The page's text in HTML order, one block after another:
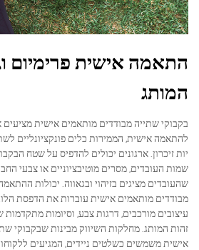
התאמה אישית פרימיום
המותג
בקבוקי שתייה מבודדים מותאמים אישית מציעים
יות זיכרון. ארגונים יכולים להדפיס על שטח
שמות העובדים, מסרים מוטיבציוניים או צבעי
שהעובדים מציגים בזיהוי ובגאווה. יכולות
מבודדים מותאמים אישית עוברות את הדפסת
עיצובים מורכבים, דרגות צבע, וסיומות
זהות המותג. מחלקות השיווק מבינות שבקבוקי
אישית משמשים כשלטים ניידים, המגיעים